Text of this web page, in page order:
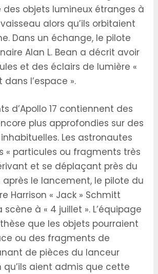
des objets lumineux étranges à
alors qu’ils orbitaient
Dans un échange, le pilote
Alan L. Bean a décrit avoir
et des éclairs de lumière «
l’espace ».
d’Apollo 17 contiennent des
plus approfondies sur des
Les astronautes
« particules ou fragments très
et se déplaçant près du
le lancement, le pilote du
Harrison « Jack » Schmitt
à « 4 juillet ». L’équipage
que les objets pourraient
ou des fragments de
de pièces du lanceur
qu’ils aient admis que cette